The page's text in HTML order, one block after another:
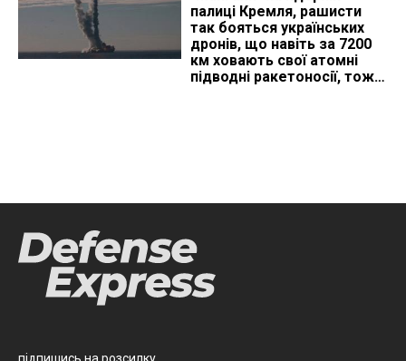
палиці Кремля, рашисти
так бояться українських
дронів, що навіть за 7200
км ховають свої атомні
підводні ракетоносії, тож
підпишись на розсилку